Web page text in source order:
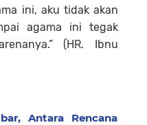
ini, aku tidak akan
agama ini tegak
(HR. Ibnu
Antara Rencana